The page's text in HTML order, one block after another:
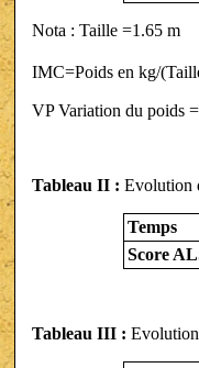
Nota : Taille =1.65 m
IMC=Poids en kg/
VP Variation du poids
Tableau II : Evolution
Temps
Score
Tableau III :